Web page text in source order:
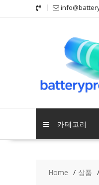
카테고리
Home 상품